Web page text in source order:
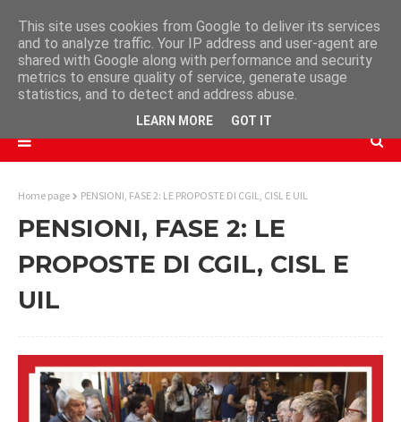
Home page PENSIONI, FASE 2: LE PROPOSTE DI CGIL, CISL E UIL
PENSIONI, FASE 2: LE
PROPOSTE DI CGIL, CISL E
UIL
This site uses cookies from Google to deliver its services
and to analyze traffic. Your IP address and user-agent are
shared with Google along with performance and security
metrics to ensure quality of service, generate usage
statistics, and to detect and address abuse.
LEARN MORE GOT IT